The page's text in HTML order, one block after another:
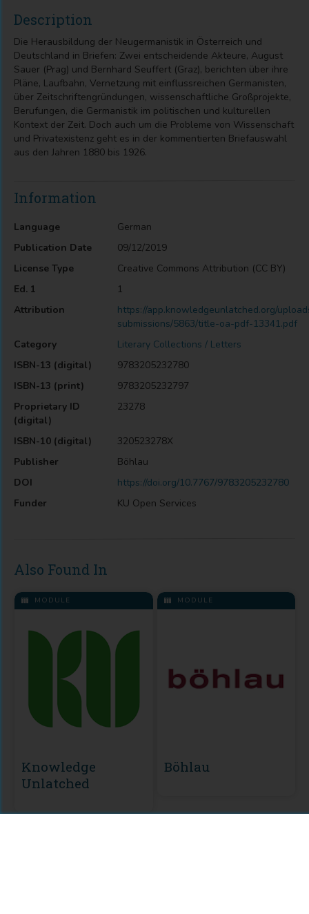
Description
Die Herausbildung der Neugermanistik in Österreich und
Deutschland in Briefen: Zwei entscheidende Akteure, August
Sauer (Prag) und Bernhard Seuffert (Graz), berichten über ihre
Pläne, Laufbahn, Vernetzung mit einflussreichen Germanisten,
über Zeitschriftengründungen, wissenschaftliche Großprojekte,
Berufungen, die Germanistik im politischen und kulturellen
Kontext der Zeit. Doch auch um die Probleme von Wissenschaft
und Privatexistenz geht es in der kommentierten Briefauswahl
aus den Jahren 1880 bis 1926.
Information
Language
German
Publication Date
09/12/2019
License Type
Creative Commons Attribution (CC BY)
Ed. 1
1
Attribution
https://app.knowledgeunlatched.org/
submissions/5863/title-oa-pdf-13341.pdf
Category
Literary Collections / Letters
ISBN-13 (digital)
9783205232780
ISBN-13 (print)
9783205232797
Proprietary ID
(digital)
23278
ISBN-10 (digital)
320523278X
Publisher
Böhlau
DOI
https://doi.org/10.7767/9783205232780
Funder
KU Open Services
Also Found In
MODULE
Knowledge
Unlatched
MODULE
Böhlau